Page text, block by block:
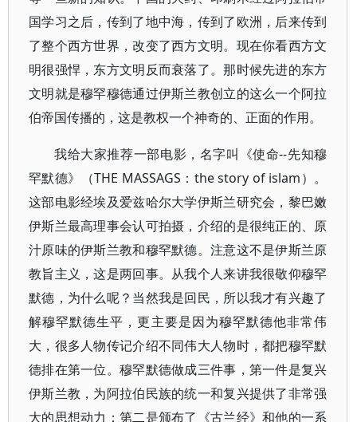
国学习之后，传到了地中海，传到了欧洲，后来传到
了整个西方世界，改变了西方文明。现在你看西方文
明很强悍，东方文明反而衰落了。那时候先进的东方
文明就是穆罕穆德通过伊斯兰教创立的这么一个阿拉
伯帝国传播的，这是教权一个神奇的、正面的作用。
我给大家推荐一部电影，名字叫《使命--先知穆
罕默德》（THE MASSAGS：the story of islam）。
这部电影经埃及爱兹哈尔大学伊斯兰研究会，黎巴嫩
伊斯兰最高理事会认可拍摄，介绍的是很纯正的、原
汁原味的伊斯兰教和穆罕默德。注意这不是伊斯兰原
教旨主义，这是两回事。从我个人来讲我很敬仰穆罕
默德，为什么呢？当然我是回民，所以我才有兴趣了
解穆罕默德生平，更主要是因为穆罕默德他非常伟
大，很多人物传记介绍不同伟大人物时，都把穆罕默
德排在第一位。穆罕默德做成三件事，第一件是复兴
伊斯兰教，为阿拉伯民族的统一和复兴提供了非常强
大的思想动力；第二是颁布了《古兰经》和他的一系